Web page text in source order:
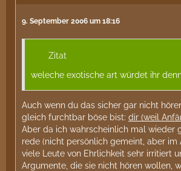
9. September 2006 um 18:16
Zitat
weleche exotische art würdet ihr
Auch wenn du das sicher gar nicht
gleich furchtbar böse bist: dir (weil
Aber da ich wahrscheinlich mal wieder
rede (nicht persönlich gemeint, aber im
viele Leute von Ehrlichkeit sehr irritiert
Argumente, die sie nicht hören wollen,